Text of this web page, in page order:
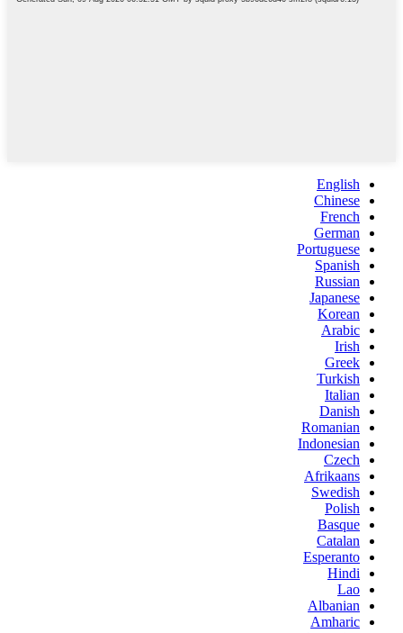
English
Chinese
French
German
Portuguese
Spanish
Russian
Japanese
Korean
Arabic
Irish
Greek
Turkish
Italian
Danish
Romanian
Indonesian
Czech
Afrikaans
Swedish
Polish
Basque
Catalan
Esperanto
Hindi
Lao
Albanian
Amharic